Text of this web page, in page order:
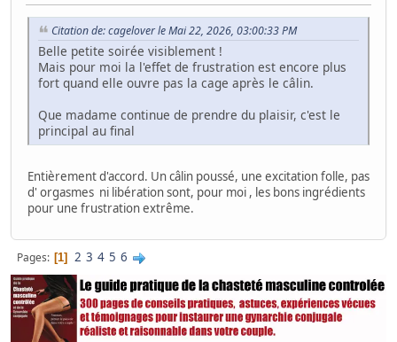
Citation de: cagelover le Mai 22, 2026, 03:00:33 PM
Belle petite soirée visiblement !
Mais pour moi la l'effet de frustration est encore plus
fort quand elle ouvre pas la cage après le câlin.
Que madame continue de prendre du plaisir, c'est le
principal au final
Entièrement d'accord. Un câlin poussé, une excitation folle, pas
d' orgasmes ni libération sont, pour moi , les bons ingrédients
pour une frustration extrême.
Pages 1 2 3 4 5 6